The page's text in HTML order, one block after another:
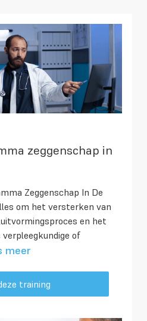
zeggenschap in
Zeggenschap In De
om het versterken van
en het
of
meer
training